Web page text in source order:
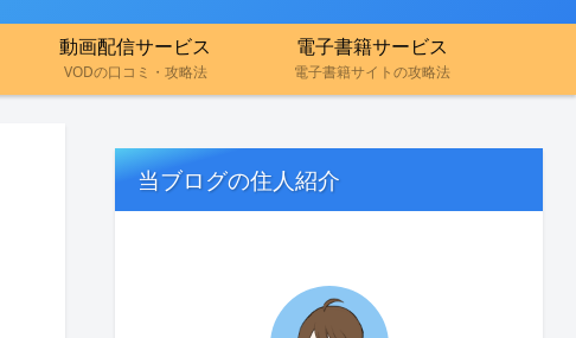
動画配信サービス
VODの口コミ・攻略法
電子書籍サービス
電子書籍サイトの攻略法
当ブログの住人紹介